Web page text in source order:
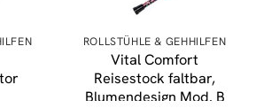
ROLLSTÜHLE & GEHHILFEN
Vital Comfort
Reisestock faltbar,
Blumendesign Mod. B